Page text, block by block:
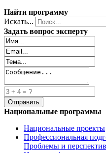
Найти программу
Искать...
Задать вопрос эксперту
Национальные программы
Национальные проекты
Профессиональная
Проблемы и